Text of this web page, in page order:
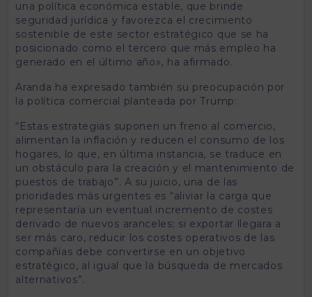
una política económica estable, que brinde
seguridad jurídica y favorezca el crecimiento
sostenible de este sector estratégico que se ha
posicionado como el tercero que más empleo ha
generado en el último año», ha afirmado.
Aranda ha expresado también su preocupación por
la política comercial planteada por Trump:
“Estas estrategias suponen un freno al comercio,
alimentan la inflación y reducen el consumo de los
hogares, lo que, en última instancia, se traduce en
un obstáculo para la creación y el mantenimiento de
puestos de trabajo”. A su juicio, una de las
prioridades más urgentes es “aliviar la carga que
representaría un eventual incremento de costes
derivado de nuevos aranceles; si exportar llegara a
ser más caro, reducir los costes operativos de las
compañías debe convertirse en un objetivo
estratégico, al igual que la búsqueda de mercados
alternativos”.